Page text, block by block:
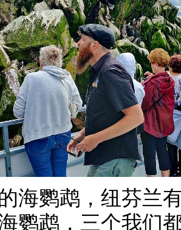
海鹦鹉，纽芬兰
鹦鹉，三个我们